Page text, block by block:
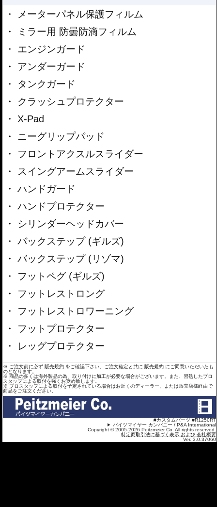
メーターパネル保護フィルム
ミラー用 防曇防滴フィルム
エンジンガード
アンダーガード
タンクガード
クラッシュプロテクター
X-Pad
ニーグリップパッド
フロントアクスルスライダー
スイングアームスライダー
ハンドガード
ハンドプロテクター
シリンダーヘッドカバー
バックステップ (ギルズ)
バックステップ (リゾマ)
フットペグ (ギルズ)
フットレストロング
フットレストロワーニング
フットプロテクター
レッグプロテクター
※ ご注文前に必ず 販売規約 をご確認下さい。ご注文確定と共に 販売規約 にご同意いただいたも
のとなります。
※ 商品の多くは海外製品の為、取り付けに加工が必要な場合がございます。また、習熟したプロ
スタップによる取付を強くお奨め致します。
※ プロスタッフによる取付を予定されている場合はお近くのディーラー、または販売店様経由で
商品をご注文ください。
#カスタムパーツ #R1250RT
パイツマイヤー カンパニー / P&A International
Copyright © 2005-2026 Peitzmeier Co. All rights reserved.
特定商取引法に基づく表示 および 会社概要
Ver. 3.0.37060